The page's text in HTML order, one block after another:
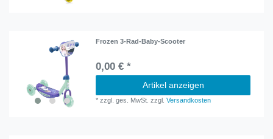
Frozen 3-Rad-Baby-Scooter
0,00 € *
Artikel anzeigen
*zzgl. ges. MwSt. zzgl.Versandkosten